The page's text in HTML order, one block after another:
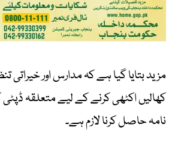
مزید بتایا گیا ہے کہ مدارس اور خیراتی
کھالیں اکٹھی کرنے کے لیے متعلقہ
نامہ حاصل کرنا لازم ہے۔